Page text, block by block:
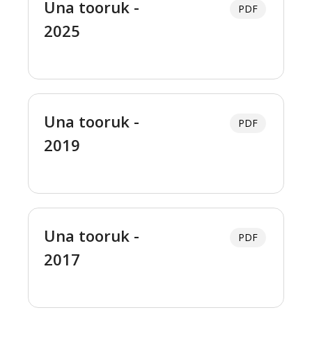
Una tooruk -
2025
PDF
Una tooruk -
2019
PDF
Una tooruk -
2017
PDF